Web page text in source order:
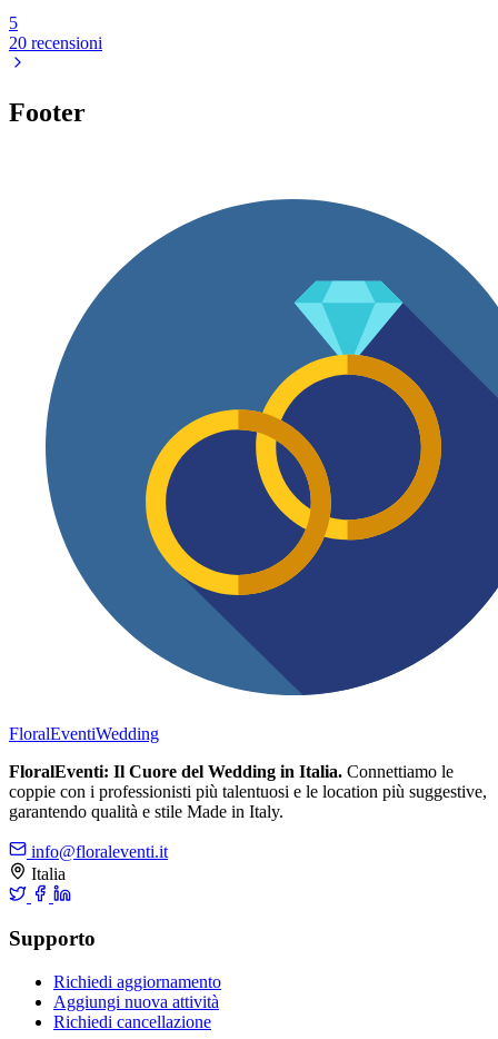
5
20 recensioni
Footer
FloralEventiWedding
FloralEventi: Il Cuore del Wedding in Italia. Connettiamo le
coppie con i professionisti più talentuosi e le location più suggestive,
garantendo qualità e stile Made in Italy.
info@floraleventi.it
Italia
Supporto
Richiedi aggiornamento
Aggiungi nuova attività
Richiedi cancellazione